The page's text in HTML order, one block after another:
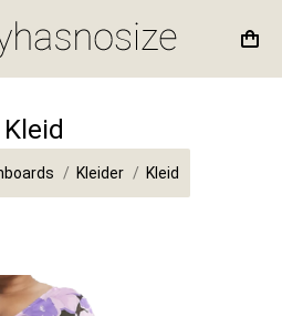
Kleid
hier: Kleider Kleid